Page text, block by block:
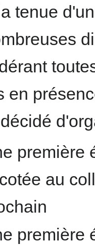
tenue
en
première
au
première